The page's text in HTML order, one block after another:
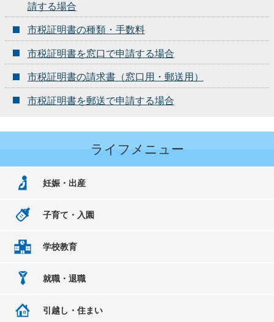
請する場合
市税証明書の種類・手数料
市税証明書を窓口で申請する場合
市税証明書の請求書（窓口用・郵送用）
市税証明書を郵送で申請する場合
ライフメニュー
妊娠・出産
子育て・入園
学校教育
就職・退職
引越し・住まい